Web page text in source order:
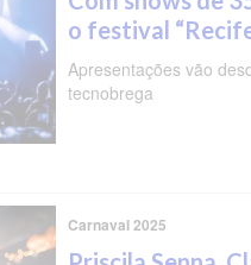
o festival
Apresentações vão
tecnobrega
Carnaval 2025